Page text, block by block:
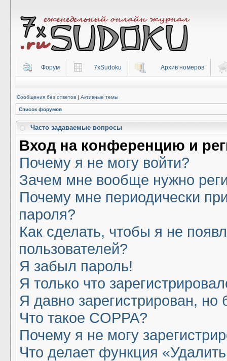
Форум 7xSudoku Архив номеров
Сообщения без ответов | Активные темы
Список форумов
Часто задаваемые вопросы
Вход на конференцию и
Почему я не могу войти?
Зачем мне вообще нужно
Почему мне периодически
пароля?
Как сделать, чтобы я не
пользователей?
Я забыл пароль!
Я только что
Я давно зарегистрирован,
Что такое COPPA?
Почему я не могу
Что делает функция